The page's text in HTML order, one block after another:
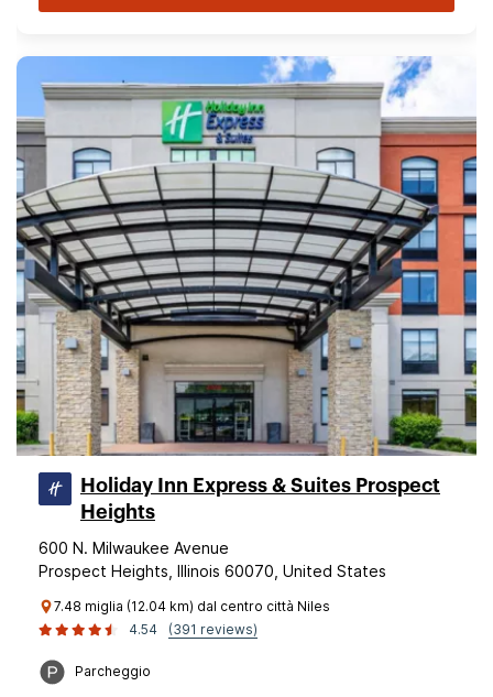
Holiday Inn Express & Suites Prospect
Heights
600 N. Milwaukee Avenue
Prospect Heights, Illinois 60070, United States
7.48 miglia (12.04 km) dal centro città Niles
4.54
(391 reviews)
Parcheggio